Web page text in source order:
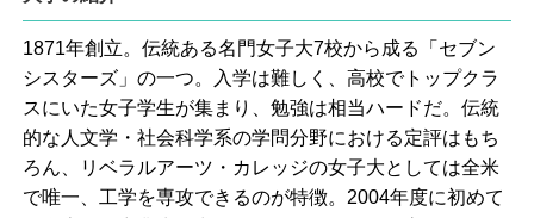
1871年創立。伝統ある名門女子大7校から成る「セブン
シスターズ」の一つ。入学は難しく、高校でトップクラ
スにいた女子学生が集まり、勉強は相当ハードだ。伝統
的な人文学・社会科学系の学問分野における定評はもち
ろん、リベラルアーツ・カレッジの女子大としては全米
で唯一、工学を専攻できるのが特徴。2004年度に初めて